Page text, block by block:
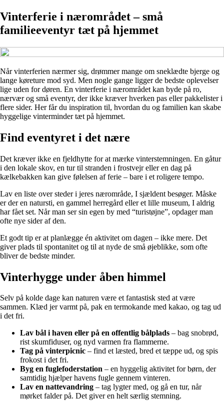
Vinterferie i nærområdet – små
familieeventyr tæt på hjemmet
Når vinterferien nærmer sig, drømmer mange om sneklædte bjerge og
lange køreture mod syd. Men nogle gange ligger de bedste oplevelser
lige uden for døren. En vinterferie i nærområdet kan byde på ro,
nærvær og små eventyr, der ikke kræver hverken pas eller pakkelister i
flere sider. Her får du inspiration til, hvordan du og familien kan skabe
hyggelige vinterminder tæt på hjemmet.
Find eventyret i det nære
Det kræver ikke en fjeldhytte for at mærke vinterstemningen. En gåtur
i den lokale skov, en tur til stranden i frostvejr eller en dag på
kælkebakken kan give følelsen af ferie – bare i et roligere tempo.
Lav en liste over steder i jeres nærområde, I sjældent besøger. Måske
er der en natursti, en gammel herregård eller et lille museum, I aldrig
har fået set. Når man ser sin egen by med “turistøjne”, opdager man
ofte nye sider af den.
Et godt tip er at planlægge én aktivitet om dagen – ikke mere. Det
giver plads til spontanitet og til at nyde de små øjeblikke, som ofte
bliver de bedste minder.
Vinterhygge under åben himmel
Selv på kolde dage kan naturen være et fantastisk sted at være
sammen. Klæd jer varmt på, pak en termokande med kakao, og tag ud
i det fri.
Lav bål i haven eller på en offentlig bålplads – bag snobrød,
rist skumfiduser, og nyd varmen fra flammerne.
Tag på vinterpicnic – find et læsted, bred et tæppe ud, og spis
frokost i det fri.
Byg en fuglefoderstation – en hyggelig aktivitet for børn, der
samtidig hjælper havens fugle gennem vinteren.
Lav en nattevandring – tag lygter med, og gå en tur, når
mørket falder på. Det giver en helt særlig stemning.